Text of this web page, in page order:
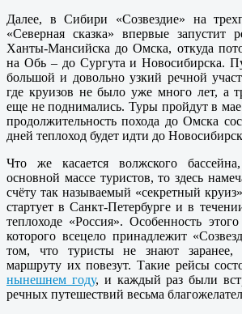
Далее, в Сибири «Созвездие» на
«Северная сказка» впервые
Ханты-Мансийска до Омска, откуда
на Обь – до Сургута и Новосибирска.
большой и довольно узкий речной
где круизов не было уже много лет, а
еще не поднимались. Туры пройдут в
продолжительность похода до Омска
дней теплоход будет идти до
Что же касается волжского
основной массе туристов, то здесь
счёту так называемый «секретный
стартует в Санкт-Петербурге и в
теплоходе «Россия». Особенность
которого всецело принадлежит
том, что туристы не знают
маршруту их повезут. Такие рейсы
нынешнем году, и каждый раз были
речных путешествий весьма